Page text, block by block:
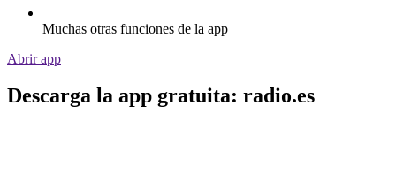
Muchas otras funciones de la app
Abrir app
Descarga la app gratuita: radio.es